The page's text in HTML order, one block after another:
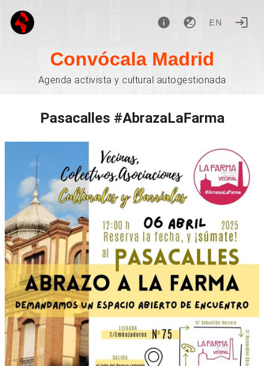
EN
Convócala Madrid
Agenda activista y cultural autogestionada
Pasacalles #AbrazaLaFarma